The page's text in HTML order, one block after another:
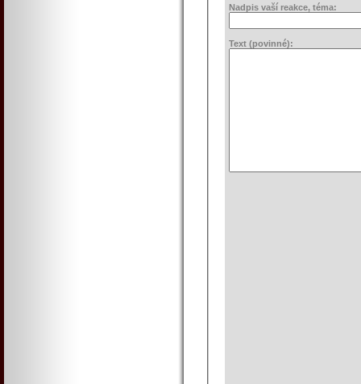
Nadpis vaší reakce, téma:
Text (povinné):